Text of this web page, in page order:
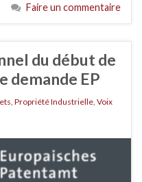
Faire un commentaire
du début de
demande EP
Propriété Industrielle Voix